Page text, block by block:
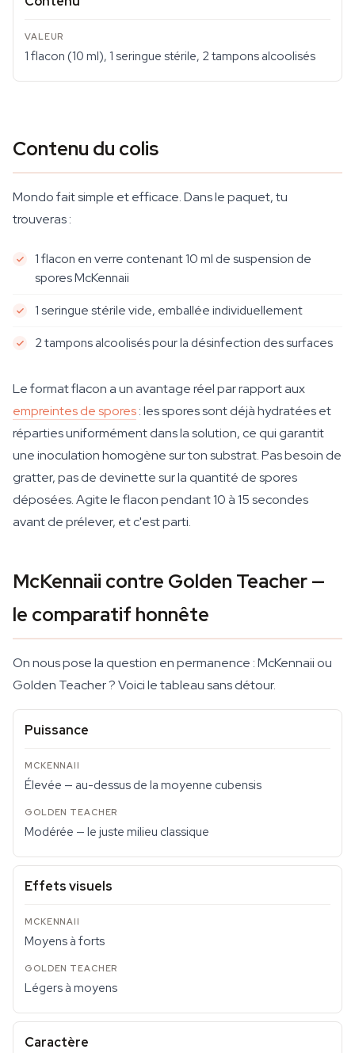
1 flacon (10 ml), 1 seringue stérile, 2 tampons alcoolisés
Contenu du colis
Mondo fait simple et efficace. Dans le paquet, tu
trouveras :
1 flacon en verre contenant 10 ml de suspension de
spores McKennaii
1 seringue stérile vide, emballée individuellement
2 tampons alcoolisés pour la désinfection des surfaces
Le format flacon a un avantage réel par rapport aux
empreintes de spores: les spores sont déjà hydratées et
réparties uniformément dans la solution, ce qui garantit
une inoculation homogène sur ton substrat. Pas besoin de
gratter, pas de devinette sur la quantité de spores
déposées. Agite le flacon pendant 10 à 15 secondes
avant de prélever, et c'est parti.
McKennaii contre Golden Teacher —
le comparatif honnête
On nous pose la question en permanence : McKennaii ou
Golden Teacher ? Voici le tableau sans détour.
Puissance
Élevée — au-dessus de la moyenne cubensis
Modérée — le juste milieu classique
Effets visuels
Moyens à forts
Légers à moyens
Caractère